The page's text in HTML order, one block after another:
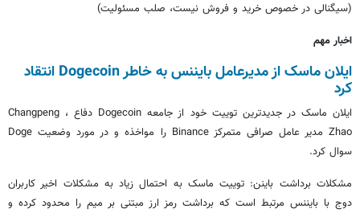
(سیگنالی در خصوص خرید و فروش نیست، صلب مسئولیت)
اخبار مهم
ایلان ماسک از مدیرعامل بایننس به خاطر Dogecoin انتقاد
کرد
ایلان ماسک در جدیدترین توییت خود از جامعه Dogecoin دفاع ، Changpeng
Zhao مدیر عامل صرافی متمرکز Binance را مواخذه و در مورد وضعیت Doge
سوال کرد.
مشکلات برداشت باینن: توییت ماسک به احتمال زیاد به مشکلات اخیر کاربران
دوج با بایننس مرتبط است که برداشت رمز ارز مبتنی بر میم را محدود کرده و